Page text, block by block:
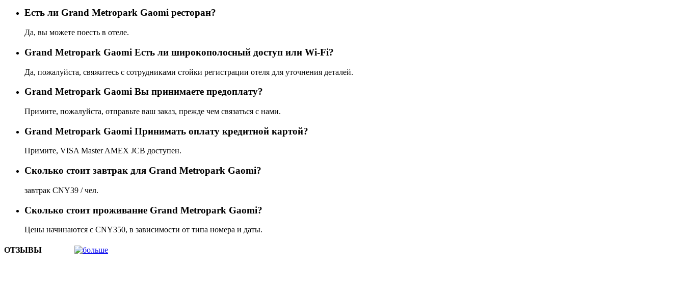
Eсть ли Grand Metropark Gaomi ресторан?
Да, вы можете поесть в отеле.
Grand Metropark Gaomi Есть ли широкополосный доступ или Wi-Fi?
Да, пожалуйста, свяжитесь с сотрудниками стойки регистрации отеля для уточнения деталей.
Grand Metropark Gaomi Вы принимаете предоплату?
Примите, пожалуйста, отправьте ваш заказ, прежде чем связаться с нами.
Grand Metropark Gaomi Принимать оплату кредитной картой?
Примите, VISA Master AMEX JCB доступен.
Сколько стоит завтрак для Grand Metropark Gaomi?
завтрак CNY39 / чел.
Сколько стоит проживаниe Grand Metropark Gaomi?
Цены начинаются с CNY350, в зависимости от типа номера и даты.
ОТЗЫВЫ